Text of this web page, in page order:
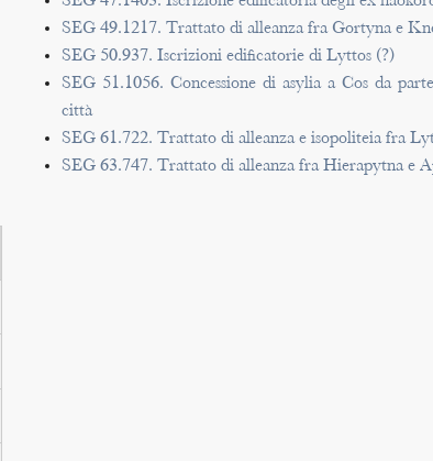
SEG 49.1217. Trattato di alleanza fra Gortyna e
SEG 50.937. Iscrizioni edificatorie di Lyttos (?)
SEG 51.1056. Concessione di asylia a Cos da
città
SEG 61.722. Trattato di alleanza e isopoliteia fra
SEG 63.747. Trattato di alleanza fra Hierapytna e